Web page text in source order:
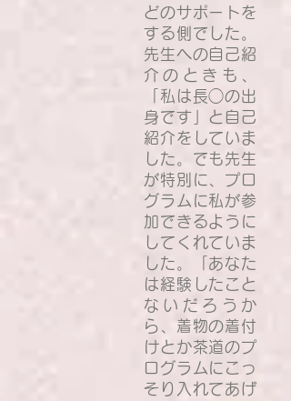
どのサポートを
する側でした。
先生への自己紹
介のときも、
「私は長◯の出
身です」と自己
紹介をしていま
した。でも先生
が特別に、プロ
グラムに私が参
加できるように
してくれていま
した。「あなた
は経験したこと
ないだろうか
ら、着物の着付
けとか茶道のプ
ログラムにこっ
そり入れてあげ